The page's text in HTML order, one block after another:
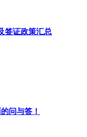
签证政策汇总
问与答！